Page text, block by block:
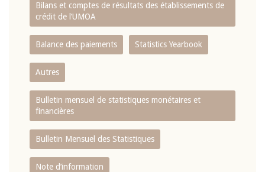
Bilans et comptes de résultats des établissements de
crédit de l‘UMOA
Balance des paiements Statistics Yearbook
Autres
Bulletin mensuel de statistiques monétaires et
financières
Bulletin Mensuel des Statistiques
Note d’information